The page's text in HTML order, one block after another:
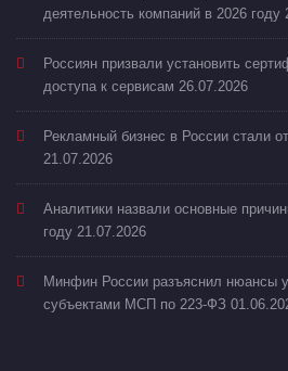
деятельность компаний в 2026 году
Россиян призвали установить
доступа к сервисам 26.07.2026
Рекламный бизнес в России стали
21.07.2026
Аналитики назвали основные
году 21.07.2026
Минфин России разъяснил нюансы
субъектами МСП по 223-ФЗ